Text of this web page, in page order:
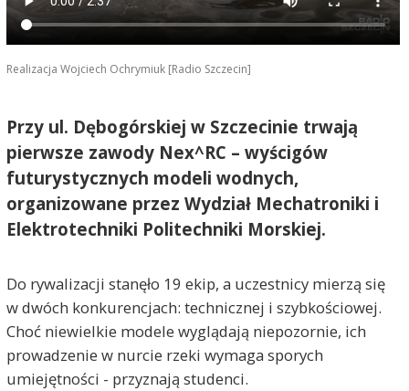
Realizacja Wojciech Ochrymiuk [Radio Szczecin]
Przy ul. Dębogórskiej w Szczecinie trwają
pierwsze zawody Nex^RC – wyścigów
futurystycznych modeli wodnych,
organizowane przez Wydział Mechatroniki i
Elektrotechniki Politechniki Morskiej.
Do rywalizacji stanęło 19 ekip, a uczestnicy mierzą się
w dwóch konkurencjach: technicznej i szybkościowej.
Choć niewielkie modele wyglądają niepozornie, ich
prowadzenie w nurcie rzeki wymaga sporych
umiejętności - przyznają studenci.